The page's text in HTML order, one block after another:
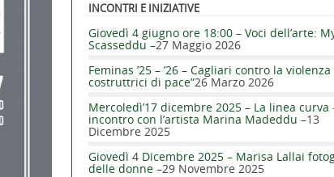
INCONTRI E INIZIATIVE
Giovedì 4 giugno ore 18:00 – Voci dell’arte:
Scasseddu –27 Maggio 2026
Feminas ’25 – ’26 – Cagliari contro la violenza
costruttrici di pace”26 Marzo 2026
Mercoledì’17 dicembre 2025 – La linea curva
incontro con l’artista Marina Madeddu –13
Dicembre 2025
Giovedì 4 Dicembre 2025 – Marisa Lallai
delle donne –29 Novembre 2025